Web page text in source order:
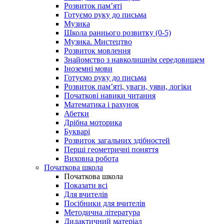
Розвиток пам’яті
Готуємо руку до письма
Музика
Школа раннього розвитку (0-5)
Музика. Мистецтво
Розвиток мовлення
Знайомство з навколишнім середовищем
Іноземні мови
Готуємо руку до письма
Розвиток пам’яті, уваги, уяви, логіки
Початкові навики читання
Математика і рахунок
Абетки
Дрібна моторика
Букварі
Розвиток загальних здібностей
Перші геометричні поняття
Виховна робота
Початкова школа
Початкова школа
Показати всі
Для вчителів
Посібники для вчителів
Методична література
Дидактичний матеріал